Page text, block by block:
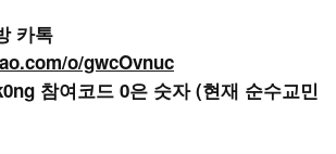
카톡
o/gwcOvnuc
참여코드 0은 숫자 (현재 순수교민